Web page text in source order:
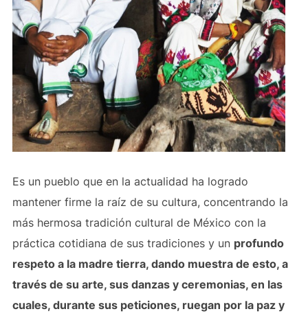
Es un pueblo que en la actualidad ha logrado
mantener firme la raíz de su cultura, concentrando la
más hermosa tradición cultural de México con la
práctica cotidiana de sus tradiciones y un profundo
respeto a la madre tierra, dando muestra de esto, a
través de su arte, sus danzas y ceremonias, en las
cuales, durante sus peticiones, ruegan por la paz y